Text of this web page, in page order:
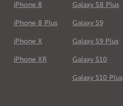
iPhone 8
iPhone 8 Plus
iPhone X
iPhone XR
Galaxy S8 Plus
Galaxy S9
Galaxy S9 Plus
Galaxy S10
Galaxy S10 Plus